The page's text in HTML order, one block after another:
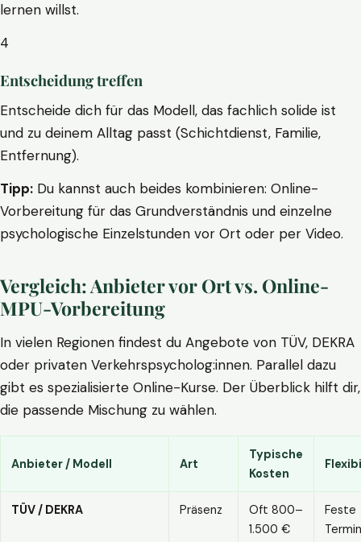
lernen willst.
4
Entscheidung treffen
Entscheide dich für das Modell, das fachlich solide ist
und zu deinem Alltag passt (Schichtdienst, Familie,
Entfernung).
Tipp: Du kannst auch beides kombinieren: Online-
Vorbereitung für das Grundverständnis und einzelne
psychologische Einzelstunden vor Ort oder per Video.
Vergleich: Anbieter vor Ort vs. Online-
MPU-Vorbereitung
In vielen Regionen findest du Angebote von TÜV, DEKRA
oder privaten Verkehrspsycholog:innen. Parallel dazu
gibt es spezialisierte Online-Kurse. Der Überblick hilft dir,
die passende Mischung zu wählen.
Anbieter / Modell Art
Typische
Kosten
TÜV / DEKRA Präsenz
Oft 800–
1.500 €
Feste